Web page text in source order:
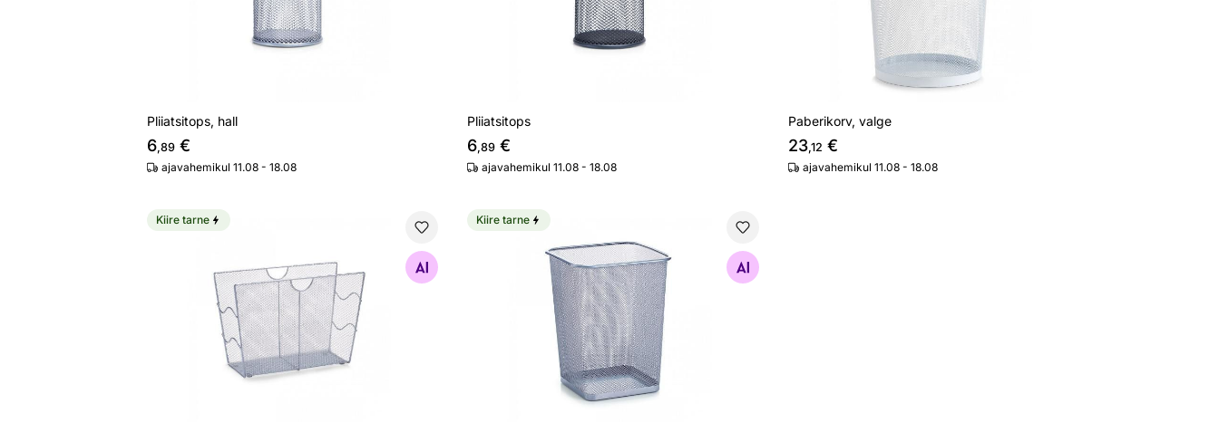
Pliiatsitops, hall
6,89 €
ajavahemikul 11.08 - 18.08
Pliiatsitops
6,89 €
ajavahemikul 11.08 - 18.08
Paberikorv, valge
23,12 €
ajavahemikul 11.08 - 18.08
Otsi sarnaseid
Kiire tarne
Otsi sarnaseid
Kiire tarne